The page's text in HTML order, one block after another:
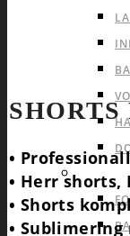
•
• Herr shorts,
• Shorts
•